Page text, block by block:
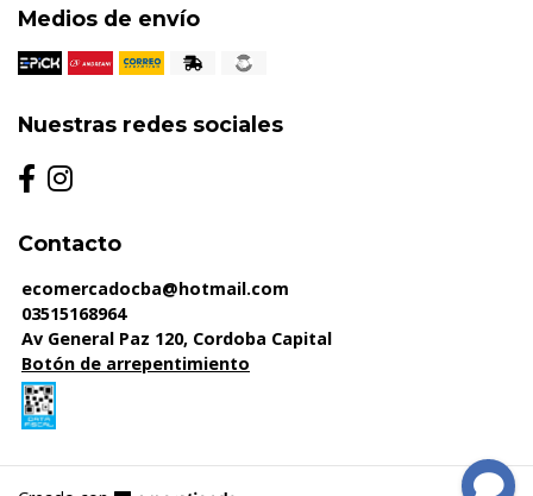
Medios de envío
Nuestras redes sociales
Contacto
ecomercadocba@hotmail.com
03515168964
Av General Paz 120, Cordoba Capital
Botón de arrepentimiento